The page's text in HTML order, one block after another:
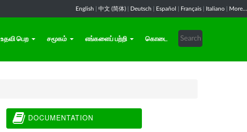
English 中文 (简体) Deutsch Español Français Italiano More...
உதவி பெற சமூகம் எங்களைப் பற்றி கொடை
DOCUMENTATION